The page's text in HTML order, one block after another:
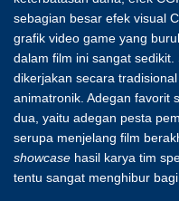
sebagian besar efek visual
grafik video game yang
dalam film ini sangat
dikerjakan secara
animatronik. Adegan favorit
dua, yaitu adegan pesta
serupa menjelang film
showcase hasil karya tim
tentu sangat menghibur